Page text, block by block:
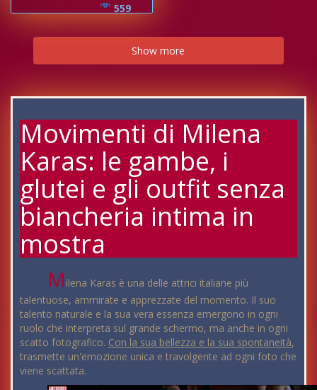
559
Show more
Movimenti di Milena
Karas: le gambe, i
glutei e gli outfit senza
biancheria intima in
mostra
M ilena Karas è una delle attrici italiane più
talentuose, ammirate e apprezzate del momento. Il suo
talento naturale e la sua vera essenza emergono in ogni
ruolo che interpreta sul grande schermo, ma anche in ogni
scatto fotografico. Con la sua bellezza e la sua spontaneità,
trasmette un'emozione unica e travolgente ad ogni foto che
viene scattata.